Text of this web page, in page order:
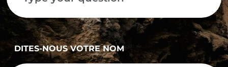
DITES-NOUS VOTRE NOM